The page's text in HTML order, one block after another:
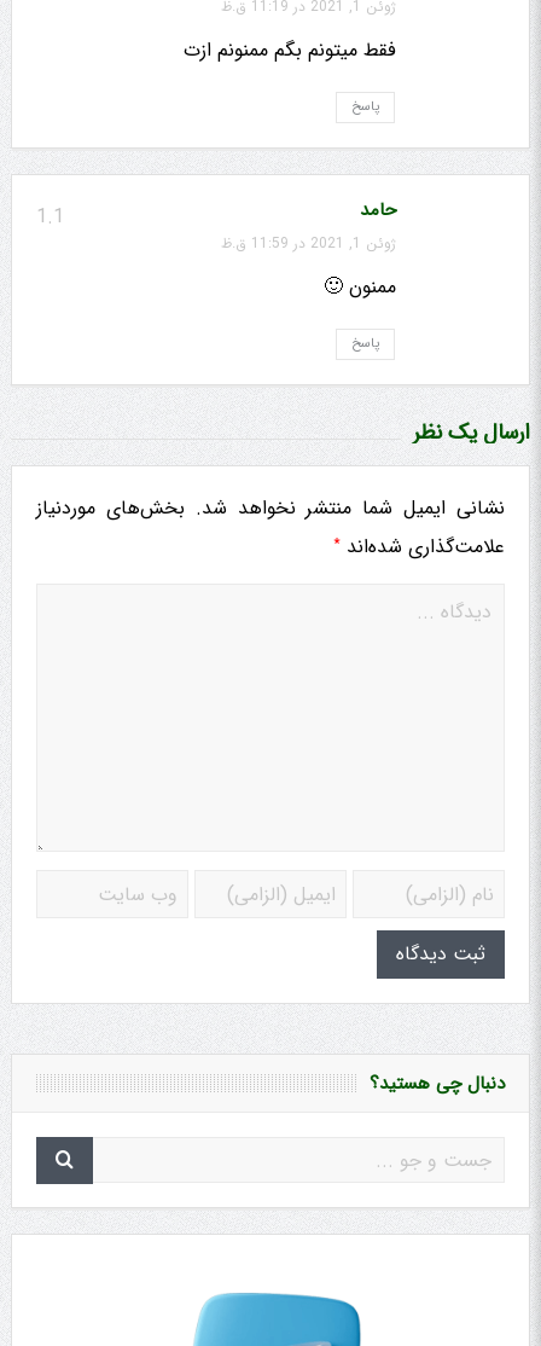
ژوئن 1, 2021 در 11:19 ق.ظ
فقط میتونم بگم ممنونم ازت
پاسخ
1.1 حامد
ژوئن 1, 2021 در 11:59 ق.ظ
ممنون 🙂
پاسخ
ارسال یک نظر
نشانی ایمیل شما منتشر نخواهد شد. بخش‌های موردنیاز
علامت‌گذاری شده‌اند *
دنبال چی هستید؟